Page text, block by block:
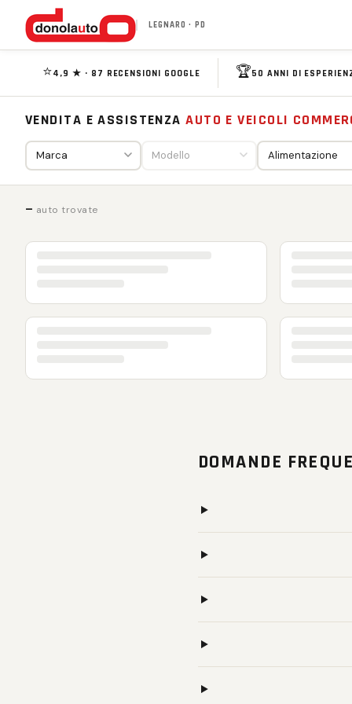
LEGNARO · PD
⭐4,9 ★ · 87 RECENSIONI GOOGLE 🏆50 ANNI DI
VENDITA E ASSISTENZAAUTO E VEICOLI
— auto trovate
DOMANDE